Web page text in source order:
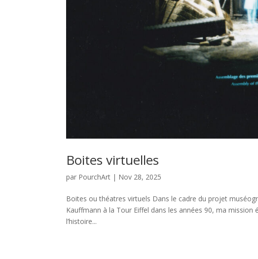
Boites virtuelles
par PourchArt | Nov 28, 2025
Boites ou théatres virtuels Dans le cadre du projet
Kauffmann à la Tour Eiffel dans les années 90, ma
l’histoire...